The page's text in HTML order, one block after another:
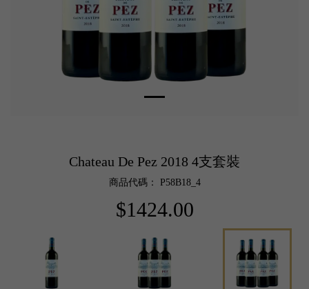
Chateau De Pez 2018 4支套裝
商品代碼： P58B18_4
$1424.00